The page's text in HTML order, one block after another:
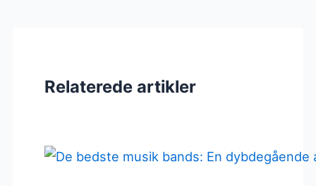
Relaterede artikler